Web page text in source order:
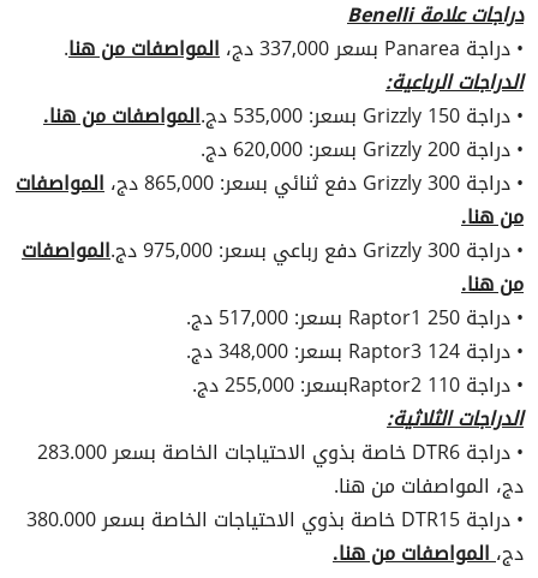
دراجات علامة Benelli
• دراجة Panarea بسعر 337,000 دج،
المواصفات من هنا.
الدراجات الرباعية:
• دراجة Grizzly 150 بسعر: 535,000 دج.
المواصفات من هنا.
• دراجة Grizzly 200 بسعر: 620,000 دج.
• دراجة Grizzly 300 دفع ثنائي بسعر: 865,000 دج،
المواصفات
من هنا.
• دراجة Grizzly 300 دفع رباعي بسعر: 975,000 دج.
المواصفات
من هنا.
• دراجة Raptor1 250 بسعر: 517,000 دج.
• دراجة Raptor3 124 بسعر: 348,000 دج.
• دراجة Raptor2 110بسعر: 255,000 دج.
الدراجات الثلاثية:
• دراجة DTR6 خاصة بذوي الاحتياجات الخاصة بسعر 283.000
دج، المواصفات من هنا.
• دراجة DTR15 خاصة بذوي الاحتياجات الخاصة بسعر 380.000
دج،المواصفات من هنا.